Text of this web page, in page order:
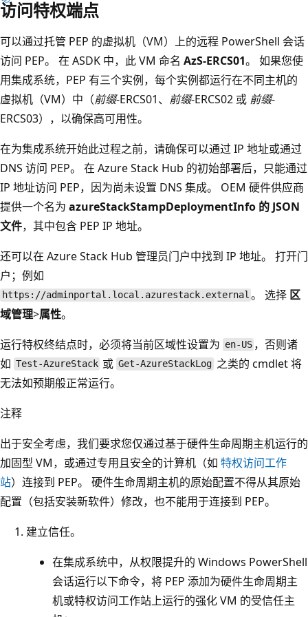
访问特权端点
可以通过托管 PEP 的虚拟机（VM）上的远程 PowerShell 会话
访问 PEP。 在 ASDK 中，此 VM 命名 AzS-ERCS01。 如果您使
用集成系统，PEP 有三个实例，每个实例都运行在不同主机的
虚拟机（VM）中（前缀-ERCS01、 前缀-ERCS02 或 前缀-
ERCS03），以确保高可用性。
在为集成系统开始此过程之前，请确保可以通过 IP 地址或通过
DNS 访问 PEP。 在 Azure Stack Hub 的初始部署后，只能通过
IP 地址访问 PEP，因为尚未设置 DNS 集成。 OEM 硬件供应商
提供一个名为 azureStackStampDeploymentInfo 的 JSON
文件，其中包含 PEP IP 地址。
还可以在 Azure Stack Hub 管理员门户中找到 IP 地址。 打开门
户；例如
https://adminportal.local.azurestack.external 。 选择 区
域管理>属性。
运行特权终结点时，必须将当前区域性设置为 en-US ，否则诸
如 Test-AzureStack 或 Get-AzureStackLog 之类的 cmdlet 将
无法如预期般正常运行。
注释
出于安全考虑，我们要求您仅通过基于硬件生命周期主机运行的
加固型 VM，或通过专用且安全的计算机（如 特权访问工作
站）连接到 PEP。 硬件生命周期主机的原始配置不得从其原始
配置（包括安装新软件）修改，也不能用于连接到 PEP。
建立信任。
在集成系统中，从权限提升的 Windows PowerShell
会话运行以下命令，将 PEP 添加为硬件生命周期主
机或特权访问工作站上运行的强化 VM 的受信任主